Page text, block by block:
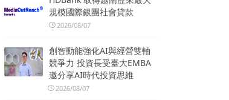
規模國際銀團社會貸款
2026/08/07
創智動能強化AI與經營雙軸
競爭力 投資長受臺大EMBA
邀分享AI時代投資思維
2026/08/07